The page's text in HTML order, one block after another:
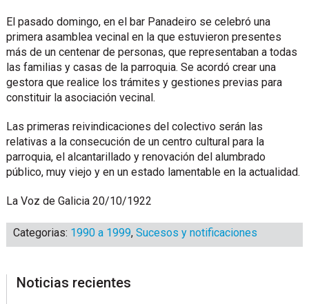
El pasado domingo, en el bar Panadeiro se celebró una
primera asamblea vecinal en la que estuvieron presentes
más de un centenar de personas, que representaban a todas
las familias y casas de la parroquia. Se acordó crear una
gestora que realice los trámites y gestiones previas para
constituir la asociación vecinal.
Las primeras reivindicaciones del colectivo serán las
relativas a la consecución de un centro cultural para la
parroquia, el alcantarillado y renovación del alumbrado
público, muy viejo y en un estado lamentable en la actualidad.
La Voz de Galicia 20/10/1922
Categorias: 1990 a 1999, Sucesos y notificaciones
sidebar
Blog
Noticias recientes